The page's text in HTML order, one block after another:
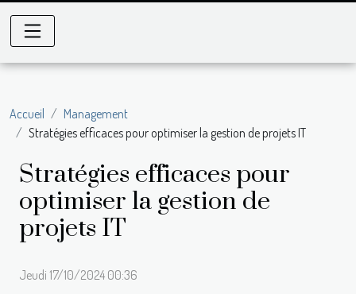
Accueil
Management
Stratégies efficaces pour optimiser la gestion de projets IT
Stratégies efficaces pour
optimiser la gestion de
projets IT
Jeudi 17/10/2024 00:36